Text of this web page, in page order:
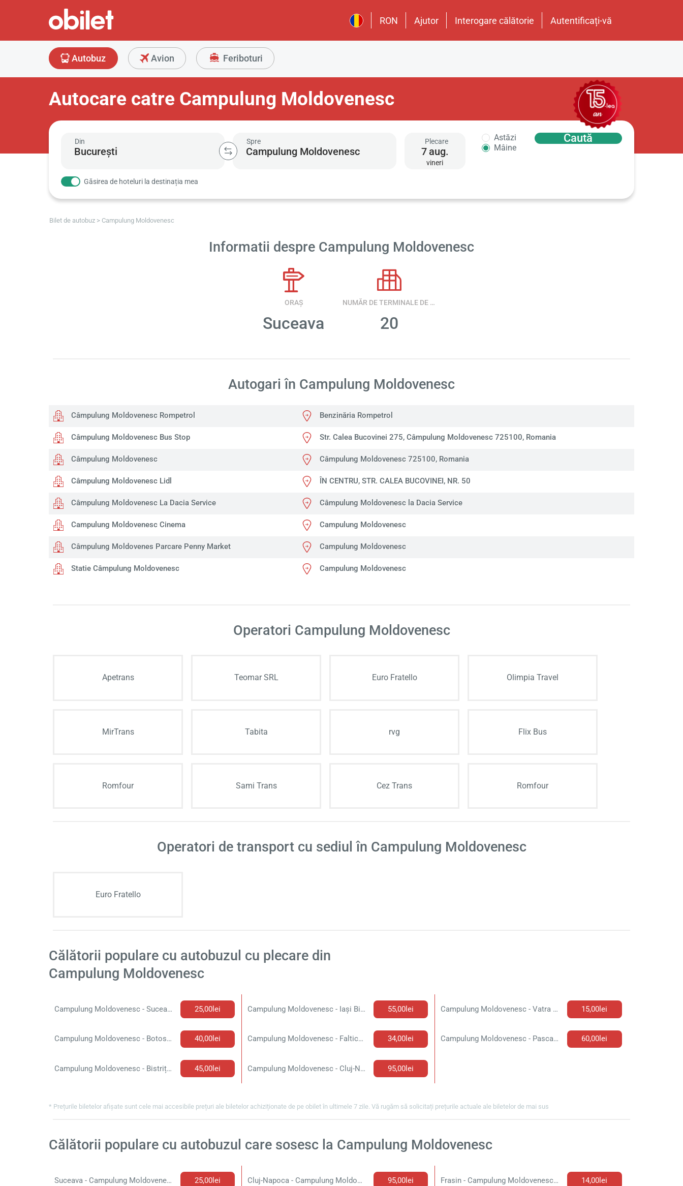
RON Ajutor Interogare călătorie Autentificați-vă
Autobuz Avion Feriboturi
Autocare catre Campulung Moldovenesc
Din Spre Plecare
7aug.
vineri
Astăzi
Mâine
Caută
Găsirea de hoteluri la destinația mea
Bilet de autobuz Campulung Moldovenesc
Informatii despre Campulung Moldovenesc
ORAȘ
Suceava
NUMĂR DE TERMINALE DE AUTOBUZ
20
Autogari în Campulung Moldovenesc
Câmpulung Moldovenesc Rompetrol Benzinăria Rompetrol
Câmpulung Moldovenesc Bus Stop Str. Calea Bucovinei 275, Câmpulung Moldovenesc 725100, Romania
Câmpulung Moldovenesc Câmpulung Moldovenesc 725100, Romania
Câmpulung Moldovenesc Lidl ÎN CENTRU, STR. CALEA BUCOVINEI, NR. 50
Câmpulung Moldovenesc La Dacia Service Câmpulung Moldovenesc la Dacia Service
Campulung Moldovenesc Cinema Campulung Moldovenesc
Câmpulung Moldovenes Parcare Penny Market Campulung Moldovenesc
Statie Câmpulung Moldovenesc Campulung Moldovenesc
Operatori Campulung Moldovenesc
Apetrans Teomar SRL Euro Fratello Olimpia Travel
MirTrans Tabita rvg Flix Bus
Romfour Sami Trans Cez Trans Romfour
Operatori de transport cu sediul în Campulung Moldovenesc
Euro Fratello
Călătorii populare cu autobuzul cu plecare din
Campulung Moldovenesc
Campulung Moldovenesc - Suceava Bilet de autobuz 25,00lei Campulung Moldovenesc - Iași Bilet de autobuz 55,00lei Campulung Moldovenesc - Vatra Dornei Bilet de autobuz 15,00lei
Campulung Moldovenesc - Botosani Bilet de autobuz 40,00lei Campulung Moldovenesc - Falticeni Bilet de autobuz 34,00lei Campulung Moldovenesc - Pascani Bilet de autobuz 60,00lei
Campulung Moldovenesc - Bistrița Bilet de autobuz 45,00lei Campulung Moldovenesc - Cluj-Napoca Bilet de autobuz 95,00lei
* Prețurile biletelor afișate sunt cele mai accesibile prețuri ale biletelor achiziționate de pe obilet în ultimele 7 zile. Vă rugăm să solicitați prețurile actuale ale biletelor de mai sus
Călătorii populare cu autobuzul care sosesc la Campulung Moldovenesc
Suceava - Campulung Moldovenesc Bilet de autobuz 25,00lei Cluj-Napoca - Campulung Moldovenesc Bilet de autobuz 95,00lei Frasin - Campulung Moldovenesc Bilet de autobuz 14,00lei